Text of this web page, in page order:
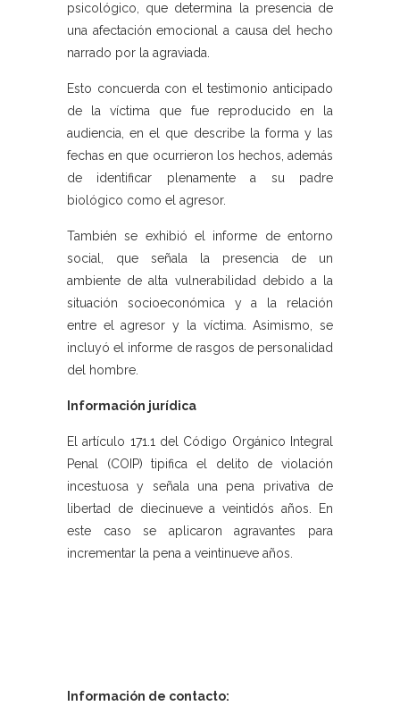
psicológico, que determina la presencia de
una afectación emocional a causa del hecho
narrado por la agraviada.
Esto concuerda con el testimonio anticipado
de la víctima que fue reproducido en la
audiencia, en el que describe la forma y las
fechas en que ocurrieron los hechos, además
de identificar plenamente a su padre
biológico como el agresor.
También se exhibió el informe de entorno
social, que señala la presencia de un
ambiente de alta vulnerabilidad debido a la
situación socioeconómica y a la relación
entre el agresor y la víctima. Asimismo, se
incluyó el informe de rasgos de personalidad
del hombre.
Información jurídica
El artículo 171.1 del Código Orgánico Integral
Penal (COIP) tipifica el delito de violación
incestuosa y señala una pena privativa de
libertad de diecinueve a veintidós años. En
este caso se aplicaron agravantes para
incrementar la pena a veintinueve años.
Información de contacto: